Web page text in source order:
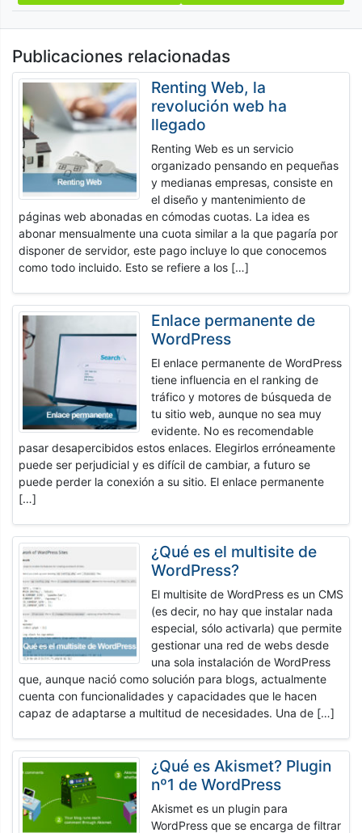
de
entradas
Publicaciones relacionadas
Renting Web, la
revolución web ha
llegado
Renting Web es un servicio
organizado pensando en pequeñas
y medianas empresas, consiste en
el diseño y mantenimiento de
páginas web abonadas en cómodas cuotas. La idea es
abonar mensualmente una cuota similar a la que pagaría por
disponer de servidor, este pago incluye lo que conocemos
como todo incluido. Esto se refiere a los […]
Enlace permanente de
WordPress
El enlace permanente de WordPress
tiene influencia en el ranking de
tráfico y motores de búsqueda de
tu sitio web, aunque no sea muy
evidente. No es recomendable
pasar desapercibidos estos enlaces. Elegirlos erróneamente
puede ser perjudicial y es difícil de cambiar, a futuro se
puede perder la conexión a su sitio. El enlace permanente
[…]
¿Qué es el multisite de
WordPress?
El multisite de WordPress es un CMS
(es decir, no hay que instalar nada
especial, sólo activarla) que permite
gestionar una red de webs desde
una sola instalación de WordPress
que, aunque nació como solución para blogs, actualmente
cuenta con funcionalidades y capacidades que le hacen
capaz de adaptarse a multitud de necesidades. Una de […]
¿Qué es Akismet? Plugin
nº1 de WordPress
Akismet es un plugin para
WordPress que se encarga de filtrar